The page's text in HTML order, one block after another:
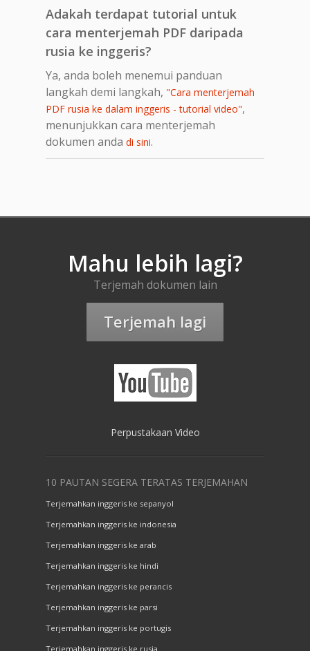
Adakah terdapat tutorial untuk
cara menterjemah PDF daripada
rusia ke inggeris?
Ya, anda boleh menemui panduan
langkah demi langkah, "Cara menterjemah
PDF rusia ke dalam inggeris - tutorial video",
menunjukkan cara menterjemah
dokumen anda di sini.
Mahu lebih lagi?
Terjemah dokumen lain
Terjemah lagi
Perpustakaan Video
10 PAUTAN SEGERA TERATAS TERJEMAHAN
Terjemahkan inggeris ke sepanyol
Terjemahkan inggeris ke indonesia
Terjemahkan inggeris ke arab
Terjemahkan inggeris ke hindi
Terjemahkan inggeris ke perancis
Terjemahkan inggeris ke parsi
Terjemahkan inggeris ke portugis
Terjemahkan inggeris ke rusia